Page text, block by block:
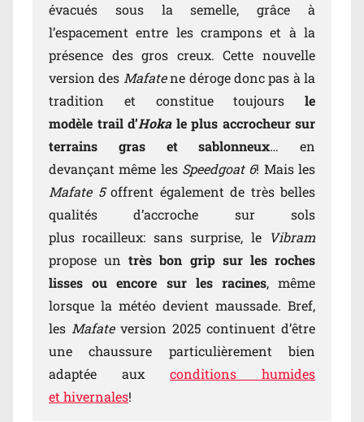
évacués sous la semelle, grâce à
l’espacement entre les crampons et à la
présence des gros creux. Cette nouvelle
version des Mafatene déroge donc pas à la
tradition et constitue toujours le
modèle trail d’Hokale plus accrocheur sur
terrains gras et sablonneux… en
devançant même lesSpeedgoat 6! Mais les
Mafate 5offrent également de très belles
qualités d’accroche sur sols
plus rocailleux: sans surprise, le Vibram
propose un très bon grip sur les roches
lisses ou encore sur les racines, même
lorsque la météo devient maussade. Bref,
les Mafate version 2025 continuent d’être
une chaussure particulièrement bien
adaptée aux conditions humides
et hivernales!